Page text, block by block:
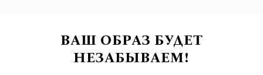
ВАШ ОБРАЗ БУДЕТ
НЕЗАБЫВАЕМ!